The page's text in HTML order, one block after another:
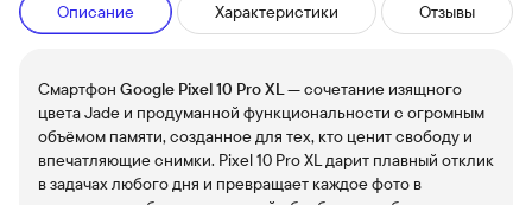
Описание Характеристики Отзывы
Смартфон Google Pixel 10 Pro XL— сочетание изящного
цвета Jade и продуманной функциональности с огромным
объёмом памяти, созданное для тех, кто ценит свободу и
впечатляющие снимки. Pixel 10 Pro XL дарит плавный отклик
в задачах любого дня и превращает каждое фото в